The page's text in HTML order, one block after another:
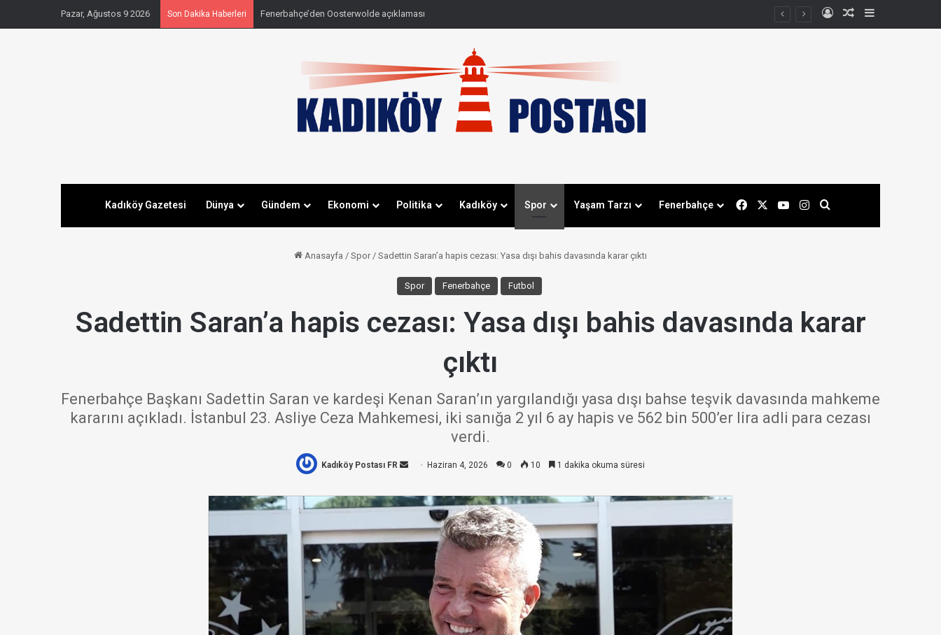
Pazar, Ağustos 9 2026 Son Dakika Haberleri Fenerbahçe’den Oosterwolde açıklaması Kayıt OlRastgele Makale
Kadıköy Gazetesi Dünya Gündem Ekonomi Politika Kadıköy Spor Yaşam Tarzı Fenerbahçe FacebookYouTubeInstagram
Anasayfa / Spor / Sadettin Saran’a hapis cezası: Yasa dışı bahis davasında karar çıktı
Spor Fenerbahçe Futbol
Sadettin Saran’a hapis cezası: Yasa dışı bahis davasında karar
çıktı
Fenerbahçe Başkanı Sadettin Saran ve kardeşi Kenan Saran’ın yargılandığı yasa dışı bahse teşvik davasında mahkeme
kararını açıkladı. İstanbul 23. Asliye Ceza Mahkemesi, iki sanığa 2 yıl 6 ay hapis ve 562 bin 500’er lira adli para cezası
verdi.
Kadıköy Postası FR
posta
göndermek
Haziran 4, 2026 0 10 1 dakika okuma süresi